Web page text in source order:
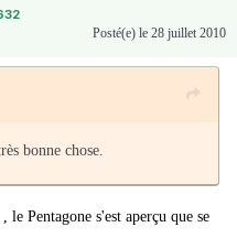
Posté(e) le 28 juillet 2010
bonne chose.
Pentagone s'est aperçu que se